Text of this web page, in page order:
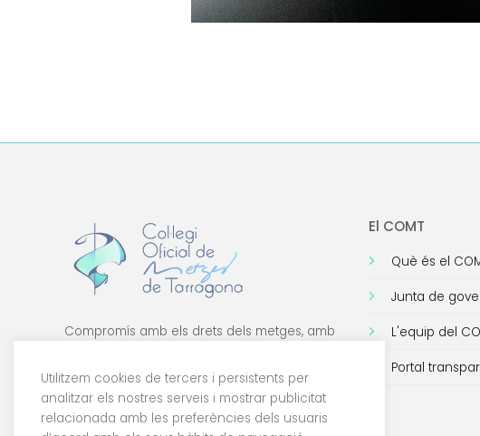
Compromís amb els drets dels metges, amb
El COMT
Què és el
Junta de
L'equip del
Portal
Utilitzem cookies de tercers i persistents per
analitzar els nostres serveis i mostrar publicitat
relacionada amb les preferències dels usuaris